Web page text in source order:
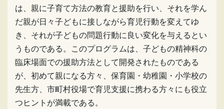
は、親に子育て方法の教育と援助を行い、それを学ん
だ親が日々子どもに接しながら育児行動を変えてゆ
き、それが子どもの問題行動に良い変化を与えるとい
うものである。このプログラムは、子どもの精神科の
臨床場面での援助方法として開発されたものである
が、初めて親になる方々、保育園・幼稚園・小学校の
先生方、市町村役場で育児支援に携わる方々にも役立
つヒントが満載である。